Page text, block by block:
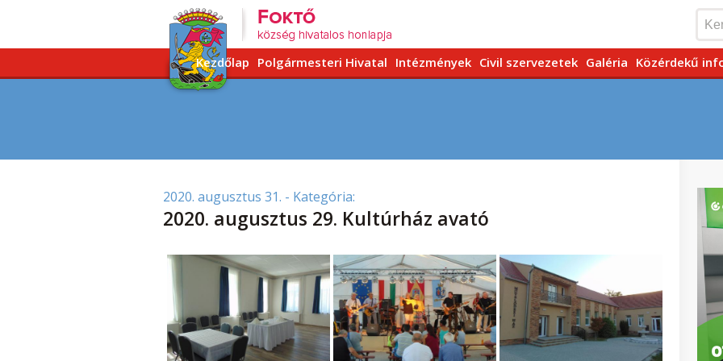
Kezdőlap Polgármesteri Hivatal Intézmények Civil szervezetek Galéria Közérdekű
2020. augusztus 31. - Kategória:
2020. augusztus 29. Kultúrház avató